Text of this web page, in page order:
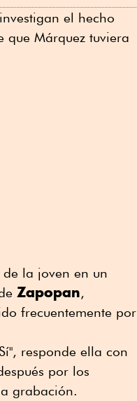
el hecho
que Márquez tuviera
la joven en un
Zapopan,
frecuentemente por
responde ella con
por los
grabación.